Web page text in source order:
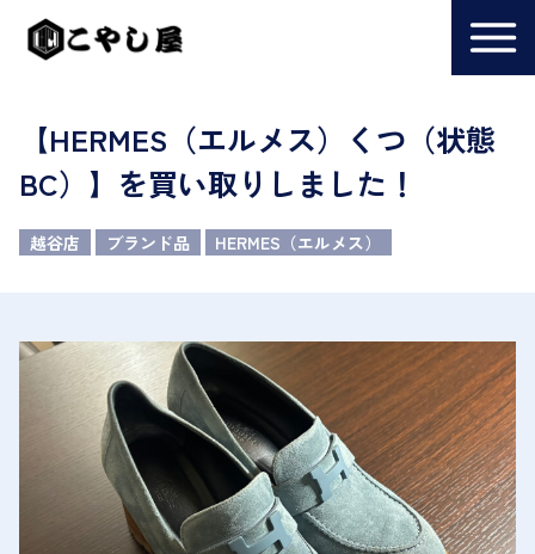
【HERMES（エルメス）くつ（状態
BC）】を買い取りしました！
越谷店 ブランド品 HERMES（エルメス）